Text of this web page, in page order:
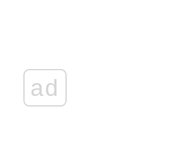
ad